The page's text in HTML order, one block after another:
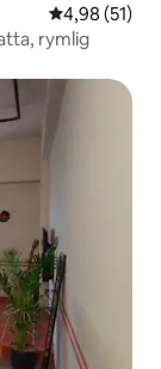
4,98 av 5 i
4,98 (51)
rymlig